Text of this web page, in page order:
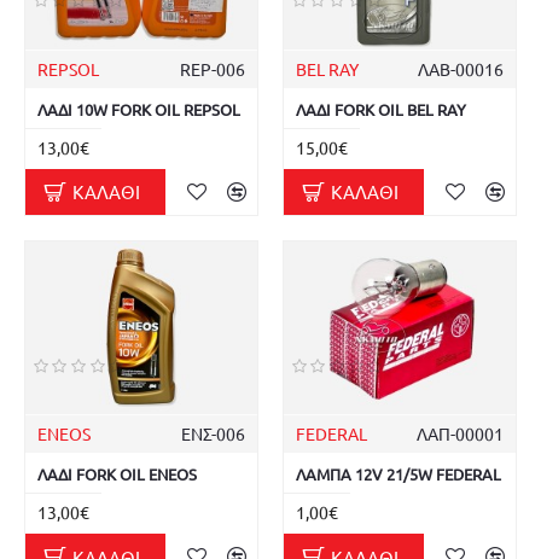
REPSOL REP-006
ΛΑΔΙ 10W FORK OIL REPSOL
13,00€
ΚΑΛΆΘΙ
BEL RAY ΛΑΒ-00016
ΛΑΔΙ FORK OIL BEL RAY
15,00€
ΚΑΛΆΘΙ
ENEOS ΕΝΣ-006
ΛΑΔΙ FORK OIL ENEOS
13,00€
FEDERAL ΛΑΠ-00001
ΛΑΜΠΑ 12V 21/5W FEDERAL
1,00€